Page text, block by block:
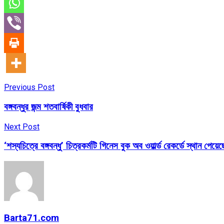
Previous Post
বঙ্গবন্ধুর জন্ম শতবার্ষিকী বুধবার
Next Post
‘শস্যচিত্রে বঙ্গবন্ধু’ চিত্রকর্মটি গিনেস বুক অব ওয়ার্ল্ড রেকর্ডে স্থান
Barta71.com